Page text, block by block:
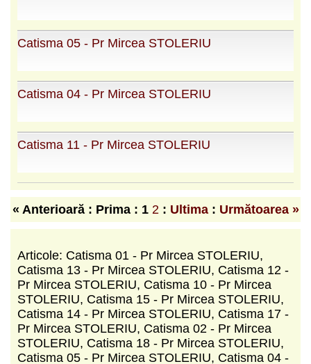
Catisma 05 - Pr Mircea STOLERIU
Catisma 04 - Pr Mircea STOLERIU
Catisma 11 - Pr Mircea STOLERIU
« Anterioară : Prima : 1 2 : Ultima: Următoarea »
Articole: Catisma 01 - Pr Mircea STOLERIU,
Catisma 13 - Pr Mircea STOLERIU, Catisma 12 -
Pr Mircea STOLERIU, Catisma 10 - Pr Mircea
STOLERIU, Catisma 15 - Pr Mircea STOLERIU,
Catisma 14 - Pr Mircea STOLERIU, Catisma 17 -
Pr Mircea STOLERIU, Catisma 02 - Pr Mircea
STOLERIU, Catisma 18 - Pr Mircea STOLERIU,
Catisma 05 - Pr Mircea STOLERIU, Catisma 04 -